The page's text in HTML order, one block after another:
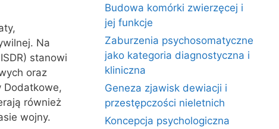
Na
stanowi
oraz
Dodatkowe,
również
wojny.
Budowa komórki zwierzęcej i
jej funkcje
Zaburzenia psychosomatyczne
jako kategoria diagnostyczna i
kliniczna
Geneza zjawisk dewiacji i
przestępczości nieletnich
Koncepcja psychologiczna